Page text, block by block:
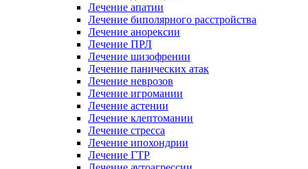
Лечение апатии
Лечение биполярного расстройства
Лечение анорексии
Лечение ПРЛ
Лечение шизофрении
Лечение панических атак
Лечение неврозов
Лечение игромании
Лечение астении
Лечение клептомании
Лечение стресса
Лечение ипохондрии
Лечение ГТР